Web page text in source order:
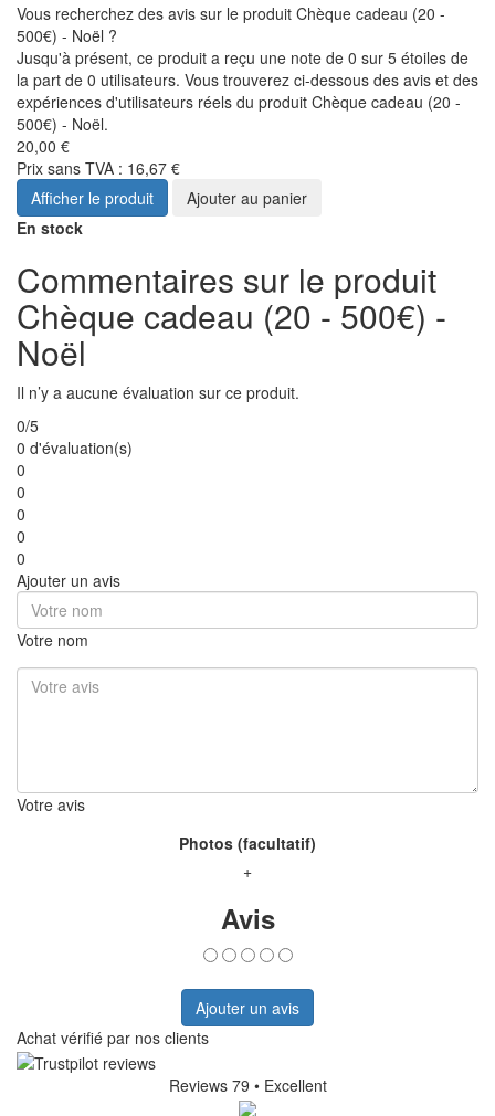
Vous recherchez des avis sur le produit Chèque cadeau (20 -
500€) - Noël ?
Jusqu'à présent, ce produit a reçu une note de 0 sur 5 étoiles de
la part de 0 utilisateurs. Vous trouverez ci-dessous des avis et des
expériences d'utilisateurs réels du produit Chèque cadeau (20 -
500€) - Noël.
20,00 €
Prix sans TVA : 16,67 €
Afficher le produit
Ajouter au panier
En stock
Commentaires sur le produit
Chèque cadeau (20 - 500€) -
Noël
Il n’y a aucune évaluation sur ce produit.
0/5
0 d'évaluation(s)
0
0
0
0
0
Ajouter un avis
Votre nom
Votre avis
Photos (facultatif)
+
Avis
Ajouter un avis
Achat vérifié par nos clients
Reviews 79 • Excellent